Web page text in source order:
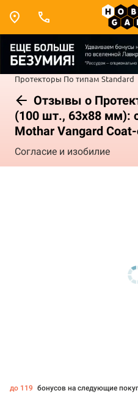
Протекторы По типам Standard
Отзывы о
(100 шт., 63x88 мм):
Mothar Vangard
Согласие и изобилие
до 119 бонусов на следующие